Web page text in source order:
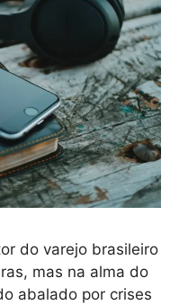
do varejo brasileiro
mas na alma do
abalado por crises